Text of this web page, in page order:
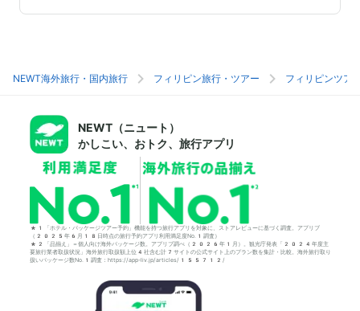
NEWT海外旅行・国内旅行 フィリピン旅行・ツアー フィリピンツア
NEWT（ニュート）
かしこい、おトク、旅行アプリ
*1「ホテル・パッケージツアー予約」機能を持つ旅行アプリを対象に、ストアレビューに基づく調査。アプリブ
（2025年6月18日時点の旅行予約アプリ利用満足度No.1調査）
*2「品揃え」＝個人向け海外パッケージ数。アプリブ調べ（2026年1月）。観光庁発表「2024年度主
要旅行業者取扱状況」海外旅行取扱額上位4社含む計7サイトの公式サイト上のプラン数を集計・比較。海外旅行取り
扱いパッケージ数No.1調査：https://app-liv.jp/articles/155712/